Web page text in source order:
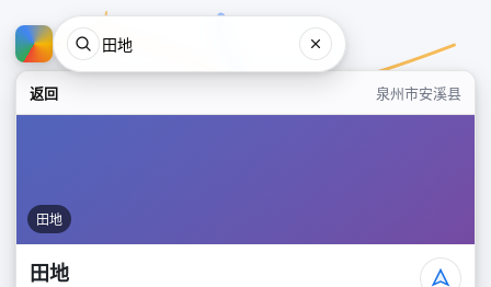
返回 泉州市安溪县
田地
田地